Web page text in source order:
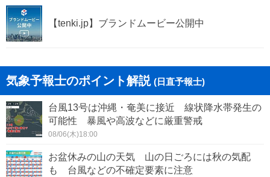
川崎市多摩区
川崎市麻生区
藤沢市 茅ヶ崎市
逗子市 三浦市
座間市 綾瀬市
【tenki.jp】ブランドムービー公開中
気象予報士のポイント解説 (日直予報士)
台風13号は沖縄・奄美に接近 線状降水帯発生の
可能性 暴風や高波などに厳重警戒
08/06(木)18:00
お盆休みの山の天気 山の日ごろには秋の気配
も 台風などの不確定要素に注意